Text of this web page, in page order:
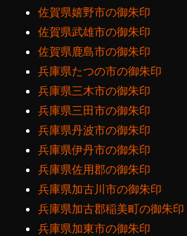
佐賀県嬉野市の御朱印
佐賀県武雄市の御朱印
佐賀県鹿島市の御朱印
兵庫県たつの市の御朱印
兵庫県三木市の御朱印
兵庫県三田市の御朱印
兵庫県丹波市の御朱印
兵庫県伊丹市の御朱印
兵庫県佐用郡の御朱印
兵庫県加古川市の御朱印
兵庫県加古郡稲美町の御朱印
兵庫県加東市の御朱印